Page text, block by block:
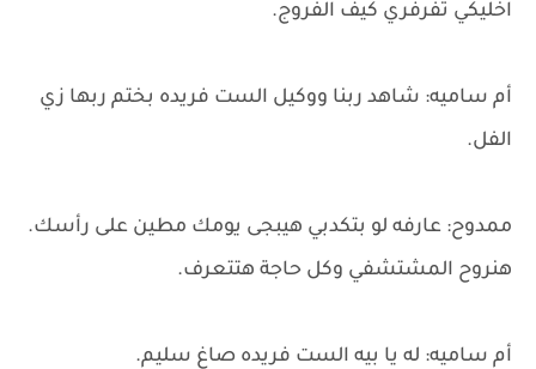
اخليكي تفرفري كيف الفروج.
أم ساميه: شاهد ربنا ووكيل الست فريده بختم ربها زي
الفل.
ممدوح: عارفه لو بتكدبي هيبجى يومك مطين على رأسك.
هنروح المشتشفي وكل حاجة هتتعرف.
أم ساميه: له يا بيه الست فريده صاغ سليم.